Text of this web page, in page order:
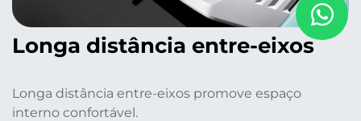
Longa distância entre-eixos
Longa distância entre-eixos promove espaço
interno confortável.